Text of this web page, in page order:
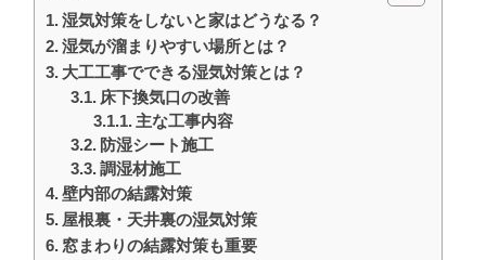
湿気対策をしないと家はどうなる？
湿気が溜まりやすい場所とは？
大工工事でできる湿気対策とは？
床下換気口の改善
主な工事内容
防湿シート施工
調湿材施工
壁内部の結露対策
屋根裏・天井裏の湿気対策
窓まわりの結露対策も重要